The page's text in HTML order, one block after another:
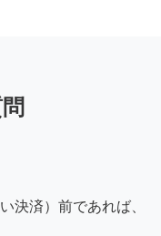
決済）前であれば、